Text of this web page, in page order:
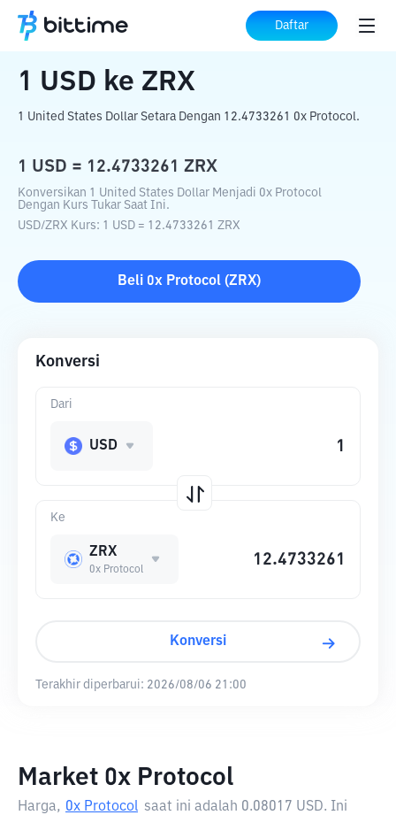
Daftar
Beranda Konverter Kripto ke ZRX
1 USD ke ZRX
1 United States Dollar Setara Dengan 12.4733261 0x Protocol.
1 USD = 12.4733261 ZRX
Konversikan 1 United States Dollar Menjadi 0x Protocol
Dengan Kurs Tukar Saat Ini.
USD/ZRX Kurs: 1 USD = 12.4733261 ZRX
Beli 0x Protocol (ZRX)
Konversi
Ke
ZRX
0x Protocol
Dari
USD
Konversi
Terakhir diperbarui: 2026/08/06 21:00
Market 0x Protocol
Harga, 0x Protocol saat ini adalah 0.08017 USD. Ini